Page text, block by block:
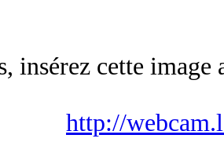
insérez cette
http://